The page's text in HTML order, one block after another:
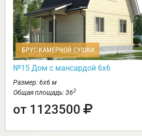
БРУС КАМЕРНОЙ СУШКИ
№15 Дом с мансардой 6х6
Размер: 6х6 м
Общая площадь: 362
от 1123500